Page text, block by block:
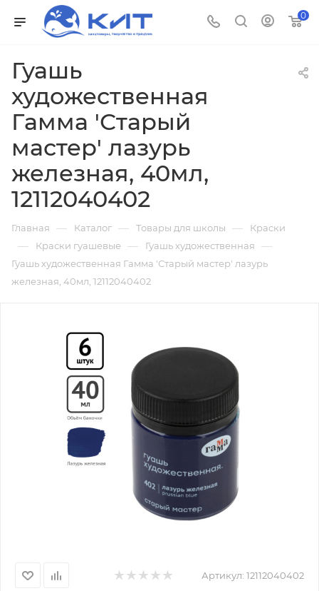
0
Гуашь
художественная
Гамма 'Старый
мастер' лазурь
железная, 40мл,
12112040402
Главная — Каталог — Товары для школы — Краски
— Краски гуашевые — Гуашь художественная —
Гуашь художественная Гамма 'Старый мастер' лазурь
железная, 40мл, 12112040402
Артикул: 12112040402